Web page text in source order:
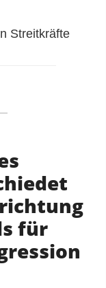
Streitkräfte
für